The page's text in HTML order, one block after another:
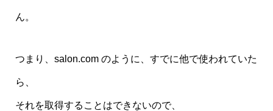
ん。
つまり、salon.com のように、すでに他で使われていた
ら、
それを取得することはできないので、